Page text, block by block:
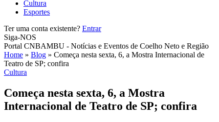
Cultura
Esportes
Ter uma conta existente? Entrar
Siga-NOS
Portal CNBAMBU - Notícias e Eventos de Coelho Neto e Região
Home » Blog » Começa nesta sexta, 6, a Mostra Internacional de
Teatro de SP; confira
Cultura
Começa nesta sexta, 6, a Mostra
Internacional de Teatro de SP; confira